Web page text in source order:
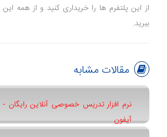
از این پلتفرم ها را خریداری کنید و از همه
ببرید.
مقالات مشابه
نرم افزار تدریس خصوصی آنلاین رایگان -
آیفون